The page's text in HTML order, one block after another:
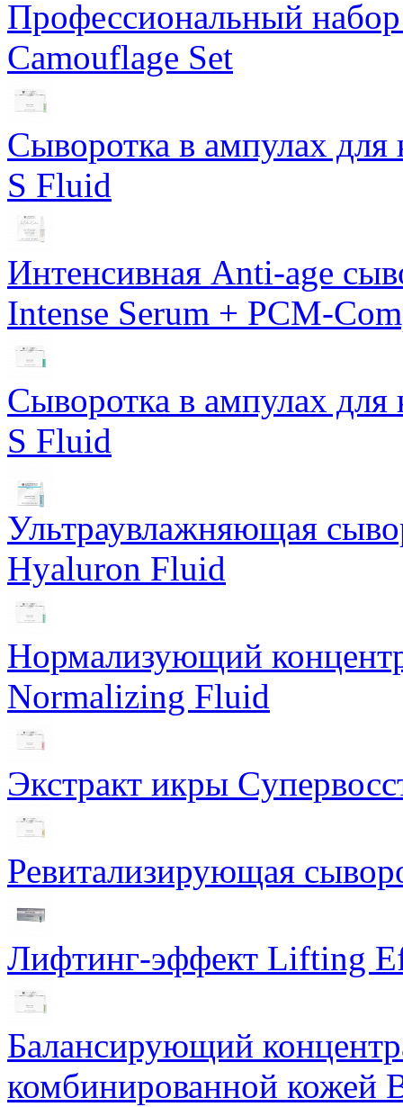
Профессиональный
Camouflage Set
Сыворотка в ампулах для
S Fluid
Интенсивная Anti-age
Intense Serum + PCM-
Сыворотка в ампулах для
S Fluid
Ультраувлажняющая
Hyaluron Fluid
Нормализующий
Normalizing Fluid
Экстракт икры
Ревитализирующая
Лифтинг-эффект Lifting
Балансирующий
комбинированной кожей